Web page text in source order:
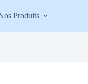
Produits